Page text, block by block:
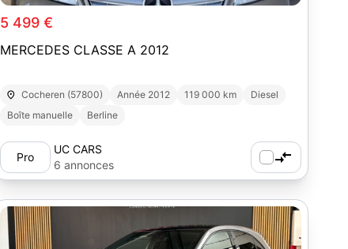
5 499 €
MERCEDES CLASSE A 2012
Cocheren (57800) Année 2012 119 000 km
Diesel
Boîte manuelle
Berline
Pro
UC CARS
6 annonces